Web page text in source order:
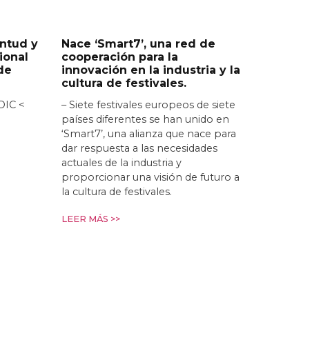
y
<
Nace ‘Smart7’, una red de
cooperación para la
innovación en la industria y la
cultura de festivales.
– Siete festivales europeos de siete
países diferentes se han unido en
‘Smart7’, una alianza que nace para
dar respuesta a las necesidades
actuales de la industria y
proporcionar una visión de futuro a
la cultura de festivales.
LEER MÁS >>